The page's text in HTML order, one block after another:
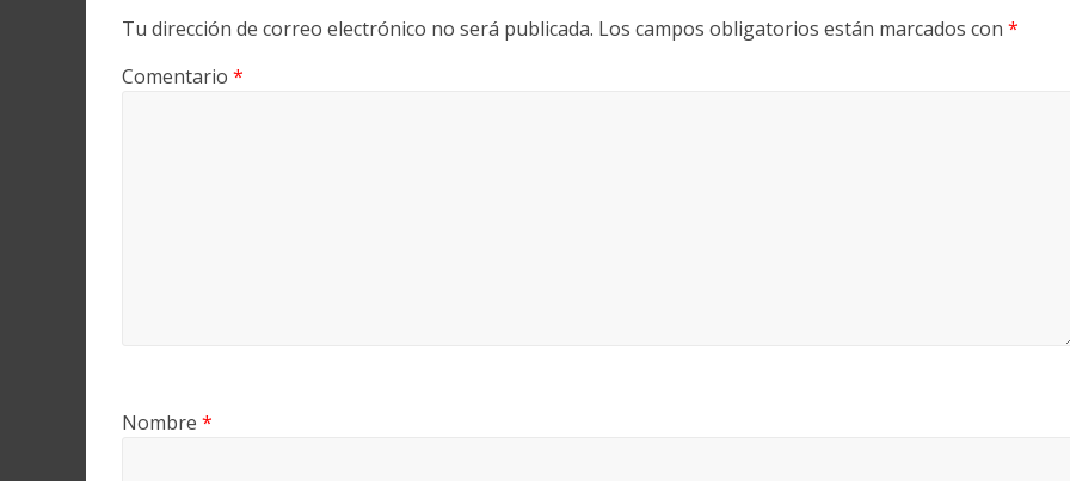
Tu dirección de correo electrónico no será publicada. Los campos obligatorios están marcados con *
Comentario *
Nombre *